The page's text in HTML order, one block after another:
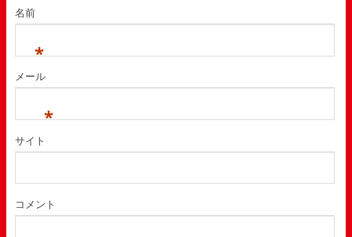
名前
*
メール
*
サイト
コメント